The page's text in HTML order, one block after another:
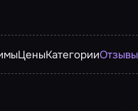
ЦеныКатегорииОтзывы